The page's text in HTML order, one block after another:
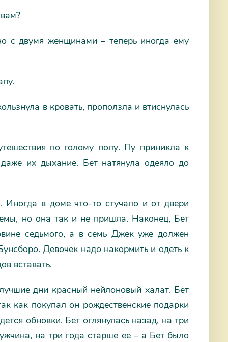
с двумя женщинами – теперь иногда ему
в кровать, проползла и втиснулась
по голому полу. Пу приникла к
их дыхание. Бет натянула одеяло до
Иногда в доме что-то стучало и от двери
но она так и не пришла. Наконец, Бет
седьмого, а в семь Джек уже должен
Девочек надо накормить и одеть к
вставать.
дни красный нейлоновый халат. Бет
как покупал он рождественские подарки
обновки. Бет оглянулась назад, на три
на три года старше ее – а Бет было